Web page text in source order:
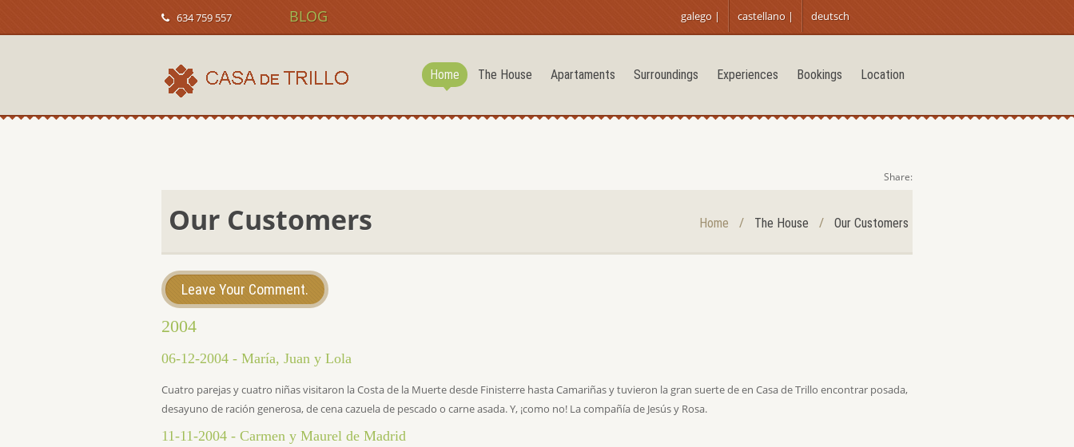
634 759 557 BLOG galego | castellano | deutsch
Home The House Apartaments Surroundings Experiences Bookings Location
Share:
Our Customers Home / The House / Our Customers
Leave Your Comment.
2004
06-12-2004 - Marí­a, Juan y Lola
Cuatro parejas y cuatro niñas visitaron la Costa de la Muerte desde Finisterre hasta Camariñas y tuvieron la gran suerte de en Casa de Trillo encontrar posada,
desayuno de ración generosa, de cena cazuela de pescado o carne asada. Y, ¡como no! La compañí­a de Jesús y Rosa.
11-11-2004 - Carmen y Maurel de Madrid